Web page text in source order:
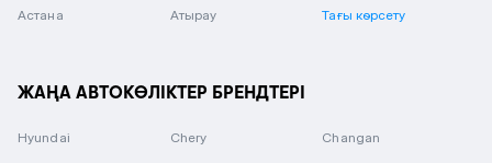
Астана Атырау Тағы көрсету
ЖАҢА АВТОКӨЛІКТЕР БРЕНДТЕРІ
Hyundai Chery Changan